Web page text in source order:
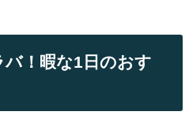
！暇な1日のおす